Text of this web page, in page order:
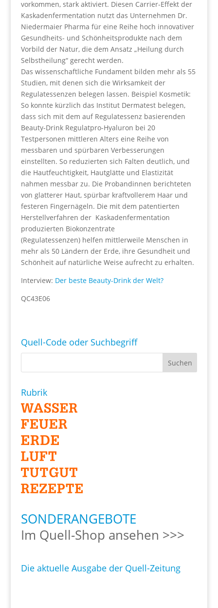
vorkommen, stark aktiviert. Diesen Carrier-Effekt der
Kaskadenfermentation nutzt das Unternehmen Dr.
Niedermaier Pharma für eine Reihe hoch innovativer
Gesundheits- und Schönheitsprodukte nach dem
Vorbild der Natur, die dem Ansatz „Heilung durch
Selbstheilung“ gerecht werden.
Das wissenschaftliche Fundament bilden mehr als 55
Studien, mit denen sich die Wirksamkeit der
Regulatessenzen belegen lassen. Beispiel Kosmetik:
So konnte kürzlich das Institut Dermatest belegen,
dass sich mit dem auf Regulatessenz basierenden
Beauty-Drink Regulatpro-Hyaluron bei 20
Testpersonen mittleren Alters eine Reihe von
messbaren und spürbaren Verbesserungen
einstellten. So reduzierten sich Falten deutlich, und
die Hautfeuchtigkeit, Hautglätte und Elastizität
nahmen messbar zu. Die Probandinnen berichteten
von glatterer Haut, spürbar kraftvollerem Haar und
festeren Fingernägeln. Die mit dem patentierten
Herstellverfahren der Kaskadenfermentation
produzierten Biokonzentrate
(Regulatessenzen) helfen mittlerweile Menschen in
mehr als 50 Ländern der Erde, ihre Gesundheit und
Schönheit auf natürliche Weise aufrecht zu erhalten.
Interview: Der beste Beauty-Drink der Welt?
QC43E06
Quell-Code oder Suchbegriff
Rubrik
SONDERANGEBOTE
Im Quell-Shop ansehen >>>
Die aktuelle Ausgabe der Quell-Zeitung